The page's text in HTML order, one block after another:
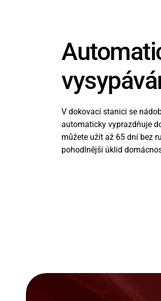
V dokovací stanici se
automaticky vyprazdňuje
můžete užít až 65 dní bez
pohodlnější úklid